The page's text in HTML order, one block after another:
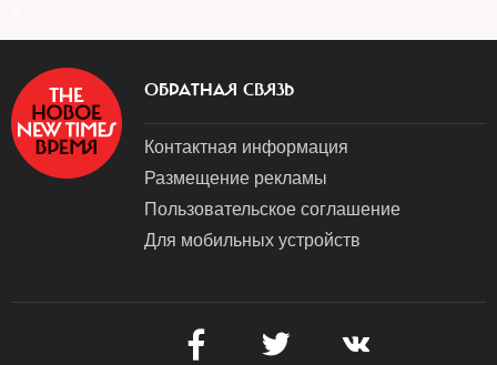
ОБРАТНАЯ СВЯЗЬ
Контактная информация
Размещение рекламы
Пользовательское соглашение
Для мобильных устройств